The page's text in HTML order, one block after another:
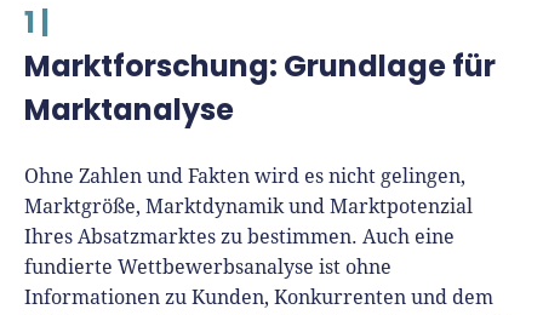
Seit 2010 ist René als Gründer von Für-
Gründer.de Teil der deutschen
Gründerinnen und Gründern praxisnahe
Inhalte und echte Insights an die Hand zu
geben. Das tut er als Chefredakteur,
Podcast-Host, Webinar-Moderator und auf
unserem YouTube-Kanal.
1 |
Marktforschung: Grundlage für
Marktanalyse
Ohne Zahlen und Fakten wird es nicht gelingen,
Marktgröße, Marktdynamik und Marktpotenzial
Ihres Absatzmarktes zu bestimmen. Auch eine
fundierte Wettbewerbsanalyse ist ohne
Informationen zu Kunden, Konkurrenten und dem